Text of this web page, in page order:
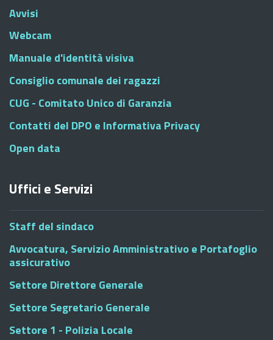
Avvisi
Webcam
Manuale d'identità visiva
Consiglio comunale dei ragazzi
CUG - Comitato Unico di Garanzia
Contatti del DPO e Informativa Privacy
Open data
Uffici e Servizi
Staff del sindaco
Avvocatura, Servizio Amministrativo e Portafoglio
assicurativo
Settore Direttore Generale
Settore Segretario Generale
Settore 1 - Polizia Locale